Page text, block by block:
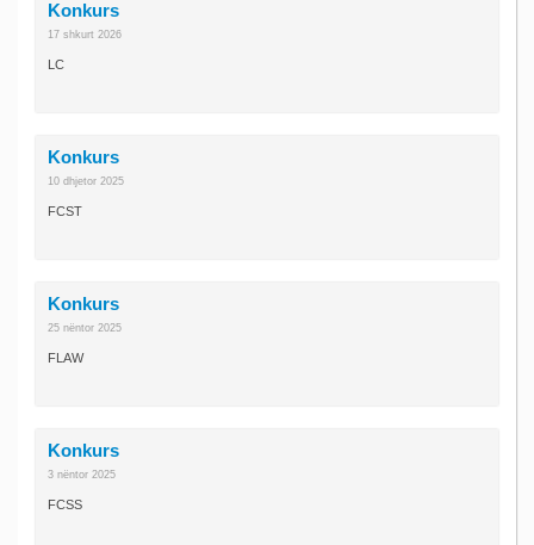
Konkurs
17 shkurt 2026
LC
Konkurs
10 dhjetor 2025
FCST
Konkurs
25 nëntor 2025
FLAW
Konkurs
3 nëntor 2025
FCSS